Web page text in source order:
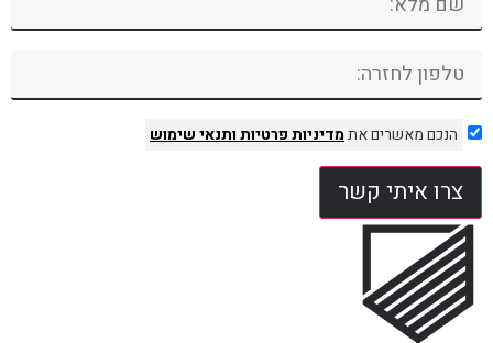
הנכם מאשרים אתמדיניות פרטיותותנאי שימוש
צרו איתי קשר